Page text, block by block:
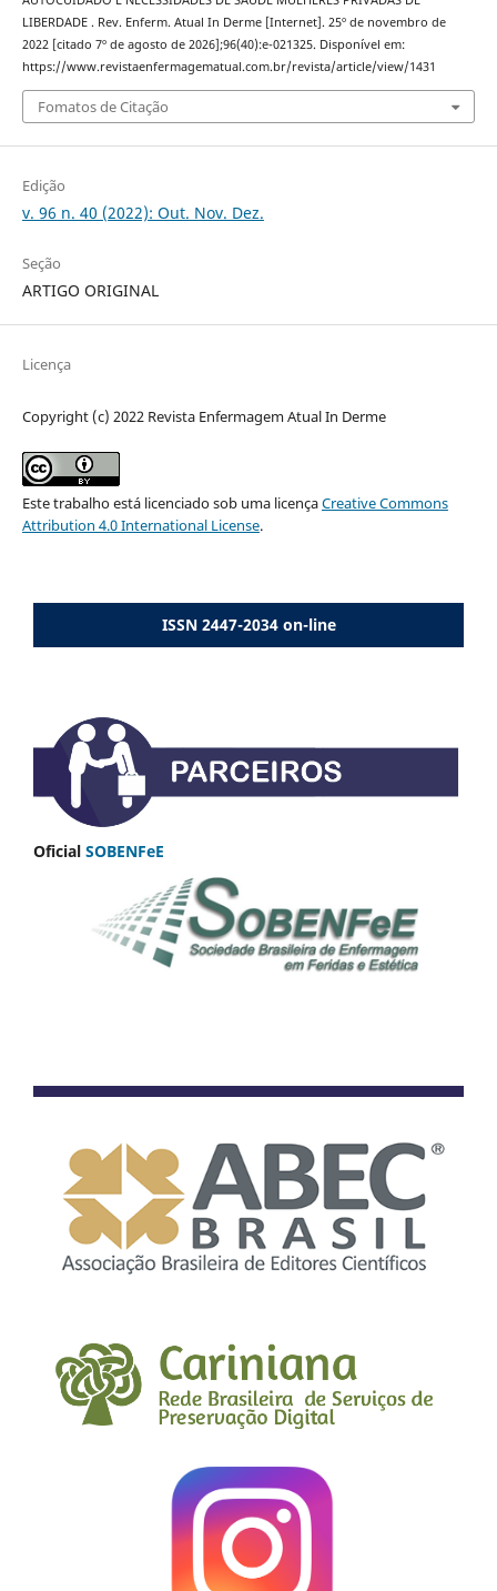
LIBERDADE . Rev. Enferm. Atual In Derme [Internet]. 25º de novembro de
2022 [citado 7º de agosto de 2026];96(40):e-021325. Disponível em:
https://www.revistaenfermagematual.com.br/revista/article/view/1431
Fomatos de Citação
Edição
v. 96 n. 40 (2022): Out. Nov. Dez.
Seção
ARTIGO ORIGINAL
Licença
Copyright (c) 2022 Revista Enfermagem Atual In Derme
Este trabalho está licenciado sob uma licençaCreative Commons
Attribution 4.0 International License.
ISSN 2447-2034 on-line
Oficial SOBENFeE